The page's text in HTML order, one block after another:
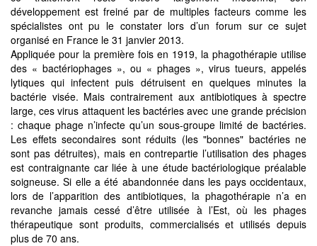
développement est freiné par de multiples facteurs comme les
spécialistes ont pu le constater lors d’un forum sur ce sujet
organisé en France le 31 janvier 2013.
Appliquée pour la première fois en 1919, la phagothérapie utilise
des « bactériophages », ou « phages », virus tueurs, appelés
lytiques qui infectent puis détruisent en quelques minutes la
bactérie visée. Mais contrairement aux antibiotiques à spectre
large, ces virus attaquent les bactéries avec une grande précision
: chaque phage n’infecte qu’un sous-groupe limité de bactéries.
Les effets secondaires sont réduits (les "bonnes" bactéries ne
sont pas détruites), mais en contrepartie l’utilisation des phages
est contraignante car liée à une étude bactériologique préalable
soigneuse. Si elle a été abandonnée dans les pays occidentaux,
lors de l’apparition des antibiotiques, la phagothérapie n’a en
revanche jamais cessé d’être utilisée à l’Est, où les phages
thérapeutique sont produits, commercialisés et utilisés depuis
plus de 70 ans.